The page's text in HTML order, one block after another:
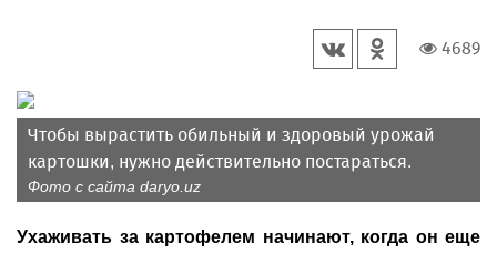
4689
Чтобы вырастить обильный и здоровый урожай
картошки, нужно действительно постараться.
Фото с сайта daryo.uz
Ухаживать за картофелем начинают, когда он еще